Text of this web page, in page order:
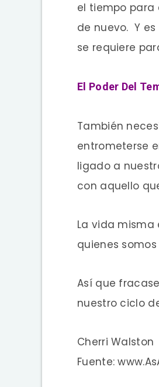
el tiempo para
de nuevo. Y
se requiere
El Poder Del
También
entrometerse
ligado a
con aquello
La vida
quienes
Así que
nuestro ciclo
Cherri Walston
Fuente: